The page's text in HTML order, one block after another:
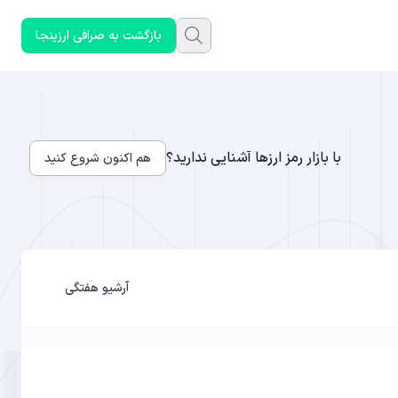
بازگشت به صرافی ارزینجا
با بازار رمز ارزها آشنایی ندارید؟ هم اکنون شروع کنید
آرشیو هفتگی